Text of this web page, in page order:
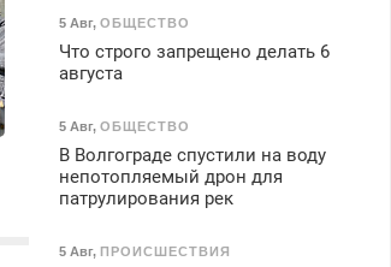
5 Авг, ОБЩЕСТВО
Что строго запрещено делать 6
августа
5 Авг, ОБЩЕСТВО
В Волгограде спустили на воду
непотопляемый дрон для
патрулирования рек
5 Авг, ПРОИСШЕСТВИЯ